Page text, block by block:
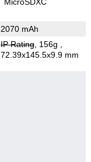
2070 mAh
IP Rating, 156g
72.39x145.5x9.9 mm